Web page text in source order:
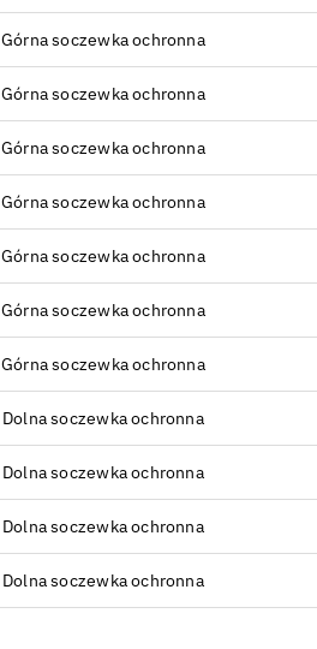
Górna soczewka ochronna
Górna soczewka ochronna
Górna soczewka ochronna
Górna soczewka ochronna
Górna soczewka ochronna
Górna soczewka ochronna
Górna soczewka ochronna
Dolna soczewka ochronna
Dolna soczewka ochronna
Dolna soczewka ochronna
Dolna soczewka ochronna